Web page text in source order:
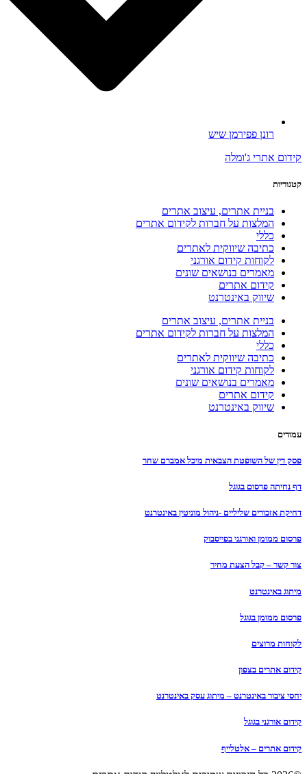
רונן פפירמן שיש
קידום אתרי ג'ומלה
קטגוריות
בניית אתרים, עיצוב אתרים
המלצות על חברות לקידום אתרים
כללי
כתיבה שיווקית לאתרים
לקוחות קידום אורגני
מאמרים בנושאים שונים
קידום אתרים
שיווק באינטרנט
בניית אתרים, עיצוב אתרים
המלצות על חברות לקידום אתרים
כללי
כתיבה שיווקית לאתרים
לקוחות קידום אורגני
מאמרים בנושאים שונים
קידום אתרים
שיווק באינטרנט
עמודים
פסק דין של השופטת הצבאית מיכל אמברם שחר
דף נחיתה פרסום בגוגל
דחיקת אזכורים שליליים -ניהול מוניטין באינטרנט
פרסום ממומן ואורגני בפייסבוק
צור קשר – קבל הצעת מחיר
מיתוג באינטרנט
פרסום ממומן בגוגל
לקוחות מרוצים
קידום אתרים בצפון
יחסי ציבור באינטרנט – מיתוג עסק באינטרנט
קידום אורגני בגוגל
קידום אתרים – אלטלייף